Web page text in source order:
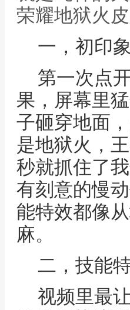
荣耀地狱火
一，初印
第一次点
果，屏幕里
子砸穿地面
是地狱火，
秒就抓住了
有刻意的慢
能特效都像
麻。
二，技能
视频里最